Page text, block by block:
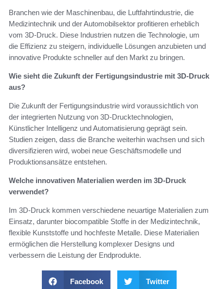
Branchen wie der Maschinenbau, die Luftfahrtindustrie, die
Medizintechnik und der Automobilsektor profitieren erheblich
vom 3D-Druck. Diese Industrien nutzen die Technologie, um
die Effizienz zu steigern, individuelle Lösungen anzubieten und
innovative Produkte schneller auf den Markt zu bringen.
Wie sieht die Zukunft der Fertigungsindustrie mit 3D-Druck
aus?
Die Zukunft der Fertigungsindustrie wird voraussichtlich von
der integrierten Nutzung von 3D-Drucktechnologien,
Künstlicher Intelligenz und Automatisierung geprägt sein.
Studien zeigen, dass die Branche weiterhin wachsen und sich
diversifizieren wird, wobei neue Geschäftsmodelle und
Produktionsansätze entstehen.
Welche innovativen Materialien werden im 3D-Druck
verwendet?
Im 3D-Druck kommen verschiedene neuartige Materialien zum
Einsatz, darunter biocompatible Stoffe in der Medizintechnik,
flexible Kunststoffe und hochfeste Metalle. Diese Materialien
ermöglichen die Herstellung komplexer Designs und
verbessern die Leistung der Endprodukte.
Facebook Twitter